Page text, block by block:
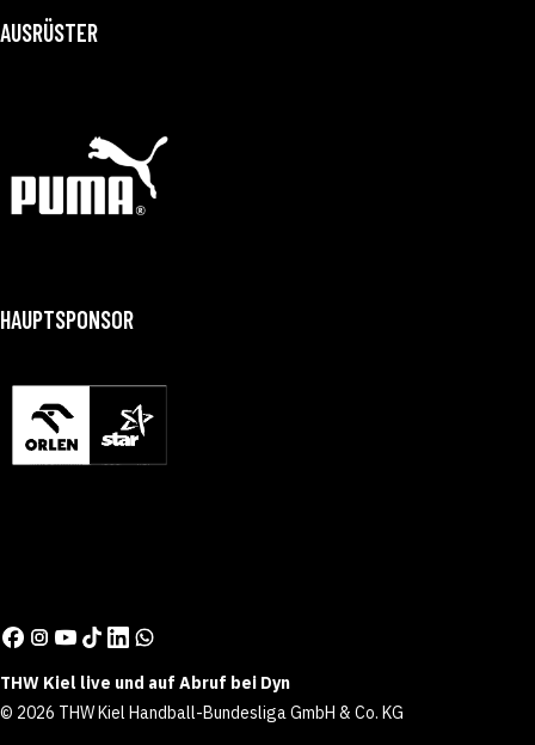
AUSRÜSTER
HAUPTSPONSOR
THW Kiel live und auf Abruf bei Dyn
© 2026 THW Kiel Handball-Bundesliga GmbH & Co. KG